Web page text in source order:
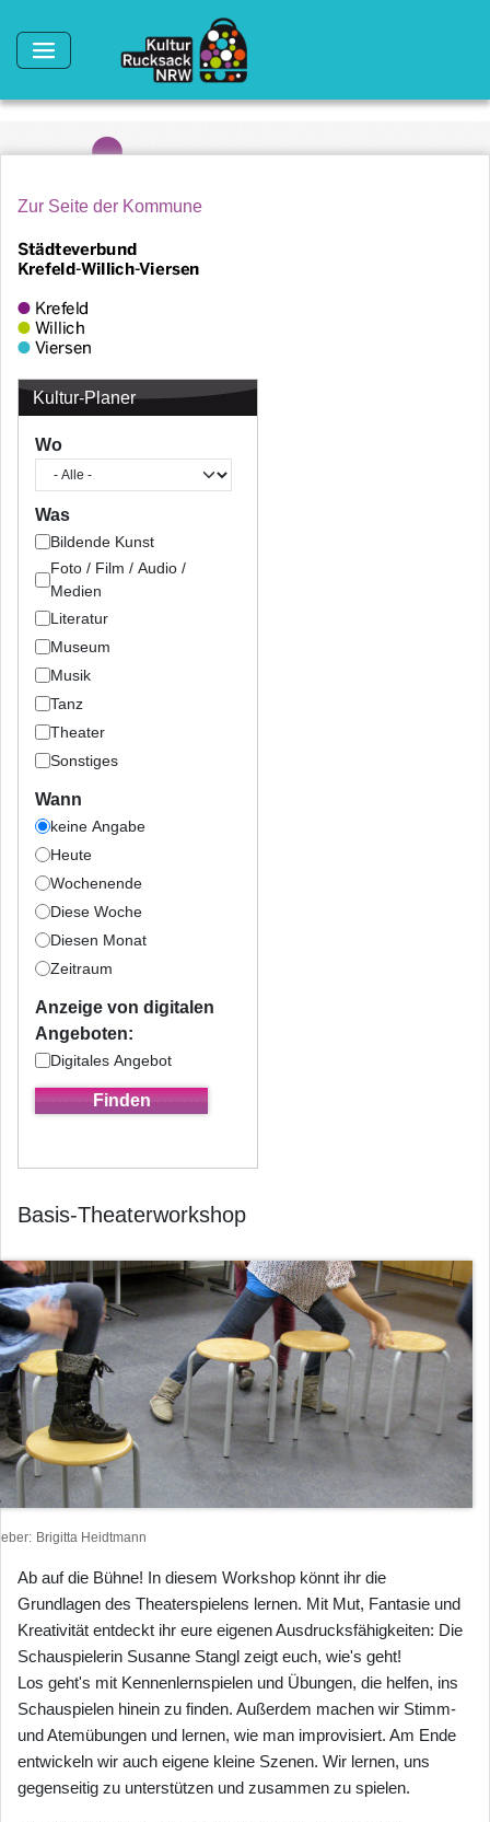
Zur Seite der Kommune
Kultur-Planer
Wo
Was
Bildende Kunst
Foto / Film / Audio /
Medien
Literatur
Museum
Musik
Tanz
Theater
Sonstiges
Wann
keine Angabe
Heute
Wochenende
Diese Woche
Diesen Monat
Zeitraum
Anzeige von digitalen
Angeboten:
Digitales Angebot
Basis-Theaterworkshop
Brigitta Heidtmann
Ab auf die Bühne! In diesem Workshop könnt ihr die
Grundlagen des Theaterspielens lernen. Mit Mut, Fantasie und
Kreativität entdeckt ihr eure eigenen Ausdrucksfähigkeiten: Die
Schauspielerin Susanne Stangl zeigt euch, wie's geht!
Los geht's mit Kennenlernspielen und Übungen, die helfen, ins
Schauspielen hinein zu finden. Außerdem machen wir Stimm-
und Atemübungen und lernen, wie man improvisiert. Am Ende
entwickeln wir auch eigene kleine Szenen. Wir lernen, uns
gegenseitig zu unterstützen und zusammen zu spielen.